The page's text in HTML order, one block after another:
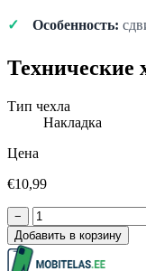
Особенность:
Технические
Тип чехла
Накладка
Цена
€10,99
−
Добавить в корзину